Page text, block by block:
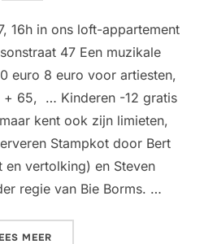
16h in ons loft-appartement
47 Een muzikale
euro 8 euro voor artiesten,
65, … Kinderen -12 gratis
kent ook zijn limieten,
Stampkot door Bert
en vertolking) en Steven
regie van Bie Borms. …
MEER